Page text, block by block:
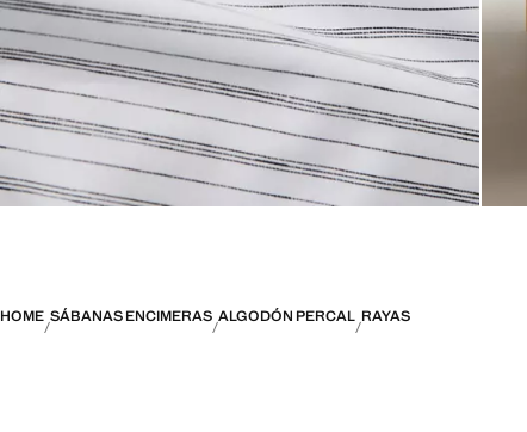
HOME SÁBANAS ENCIMERAS ALGODÓN PERCAL RAYAS